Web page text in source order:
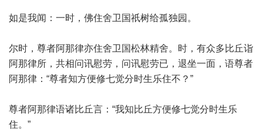
如是我闻：一时，佛住舍卫国祇树给孤独园。
尔时，尊者阿那律亦住舍卫国松林精舍。时，有众多比丘诣
阿那律所，共相问讯慰劳，问讯慰劳已，退坐一面，语尊者
阿那律：“尊者知方便修七觉分时生乐住不？”
尊者阿那律语诸比丘言：“我知比丘方便修七觉分时生乐
住。”